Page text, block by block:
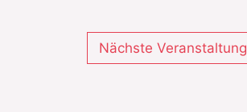
Nächste Veranstaltung